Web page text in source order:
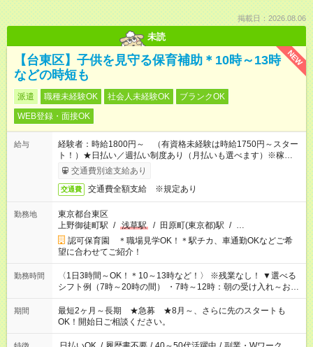
掲載日：2026.08.06
未読
NEW
【台東区】子供を見守る保育補助＊10時～13時
などの時短も
派遣 職種未経験OK 社会人未経験OK
ブランクOK
WEB登録・面接OK
給与
経験者：時給1800円～ （有資格未経験は時給1750円～スター
ト！）★日払い／週払い制度あり（月払いも選べます）※稼働開
始時は手続き完了次第のお支払いとなります★フルタイムできる
方は100円アップ！
交通費別途支給あり
交通費 交通費全額支給 ※規定あり
勤務地
東京都台東区
上野御徒町駅 / 浅草駅 / 田原町(東京都)駅 / …
認可保育園 ＊職場見学OK！＊駅チカ、車通勤OKなどご希
望に合わせてご紹介！
勤務時間
〈1日3時間～OK！＊10～13時など！〉 ※残業なし！ ▼選べる
シフト例（7時～20時の間） ・7時～12時：朝の受け入れ～お昼
の準備 ・10時～13時：園児の見守り～お昼の補助 ・9時～16
時：帰りの会まで！子供の成長を見守る ・15時～20時：夜のお
迎えサポート
期間
最短2ヶ月～長期 ★急募 ★8月～、さらに先のスタートも
OK！開始日ご相談ください。